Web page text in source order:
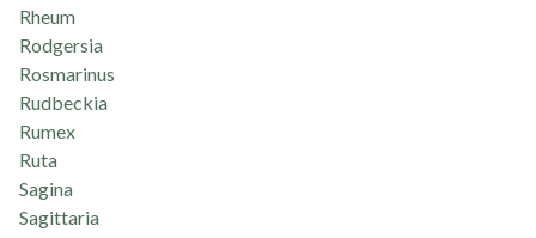
Rheum
Rodgersia
Rosmarinus
Rudbeckia
Rumex
Ruta
Sagina
Sagittaria